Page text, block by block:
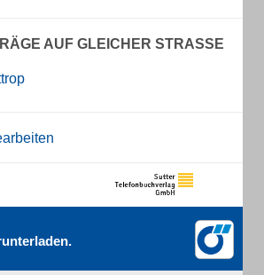
AUF GLEICHER STRASSE